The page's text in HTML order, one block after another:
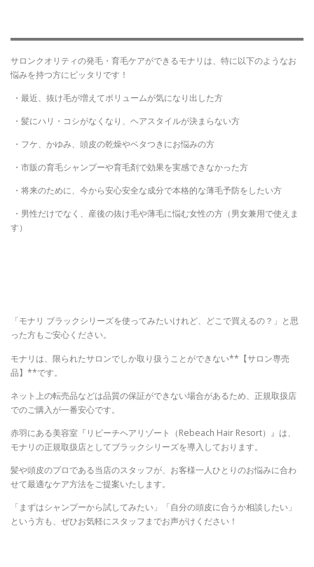
サロンクオリティの発毛・育毛ケアができるモナリは、特に以下のようなお
悩みを持つ方にピッタリです！
・最近、抜け毛が増えてボリュームが気になり出した方
・髪にハリ・コシがなくなり、ヘアスタイルが決まらない方
・フケ、かゆみ、頭皮の乾燥やベタつきにお悩みの方
・市販の育毛シャンプーや育毛剤で効果を実感できなかった方
・将来のために、今から安心安全な成分で本格的な薄毛予防をしたい方
・男性だけでなく、産後の抜け毛や薄毛に悩む女性の方（男女兼用で使えま
す）
「モナリ ブラックシリーズを使ってみたいけれど、どこで買えるの？」と思
った方もご安心ください。
モナリは、限られたサロンでしか取り扱うことができない**【サロン専売
品】**です。
ネット上の転売品などは品質の保証ができない場合があるため、正規取扱店
でのご購入が一番安心です。
赤羽にある美容室『リビーチヘアリゾート（Rebeach Hair Resort）』は、
モナリの正規取扱店としてブラックシリーズを導入しております。
髪や頭皮のプロである当店のスタッフが、お客様一人ひとりのお悩みに合わ
せて最適なケア方法をご提案いたします。
「まずはシャンプーから試してみたい」「自分の頭皮に合うか相談したい」
という方も、ぜひお気軽にスタッフまでお声がけください！